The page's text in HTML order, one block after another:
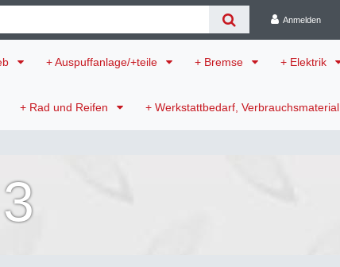
Anmelden
+ Auspuffanlage/+teile + Bremse + Elektrik
+ Rad und Reifen + Werkstattbedarf, Verbrauchsmaterial